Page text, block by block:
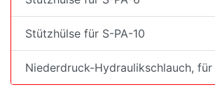
Stützhülse für S-PA-10
Niederdruck-Hydraulikschlauch, für